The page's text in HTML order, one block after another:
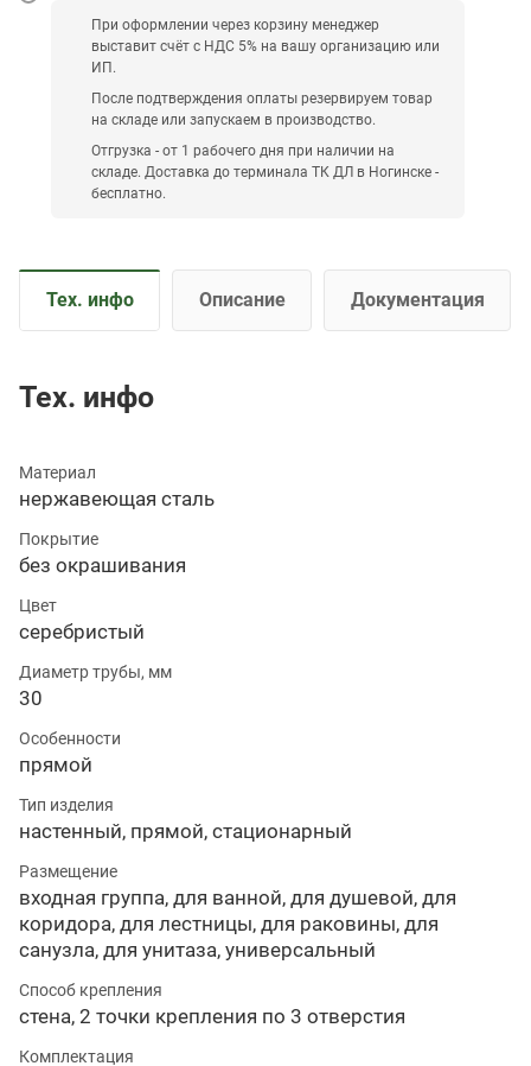
При оформлении через корзину менеджер
выставит счёт с НДС 5% на вашу организацию или
ИП.
После подтверждения оплаты резервируем товар
на складе или запускаем в производство.
Отгрузка - от 1 рабочего дня при наличии на
складе. Доставка до терминала ТК ДЛ в Ногинске -
бесплатно.
Тех. инфо Описание Документация
Тех. инфо
Материал
нержавеющая сталь
Покрытие
без окрашивания
Цвет
серебристый
Диаметр трубы, мм
30
Особенности
прямой
Тип изделия
настенный, прямой, стационарный
Размещение
входная группа, для ванной, для душевой, для
коридора, для лестницы, для раковины, для
санузла, для унитаза, универсальный
Способ крепления
стена, 2 точки крепления по 3 отверстия
Комплектация